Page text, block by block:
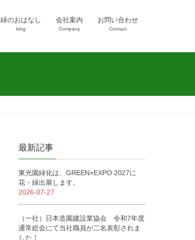
緑のおはなし
blog
会社案内
Company
お問い合わせ
Contact
最新記事
東光園緑化は、GREEN×EXPO 2027に
花・緑出展します。
2026-07-27
（一社）日本造園建設業協会 令和7年度
通常総会にて当社職員が二名表彰されま
した！